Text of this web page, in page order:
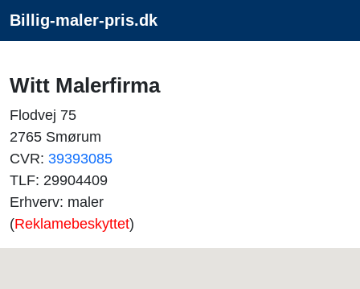
Billig-maler-pris.dk
Witt Malerfirma
Flodvej 75
2765 Smørum
CVR: 39393085
TLF: 29904409
Erhverv: maler
(Reklamebeskyttet)